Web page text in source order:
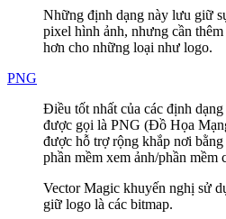
Những định dạng này lưu giữ
pixel hình ảnh, nhưng cần
hơn cho những loại như logo.
PNG
Điều tốt nhất của các định
được gọi là PNG (Đồ Họa
được hỗ trợ rộng khắp nơi
phần mềm xem ảnh/phần mềm
Vector Magic khuyến nghị sử
giữ logo là các bitmap.